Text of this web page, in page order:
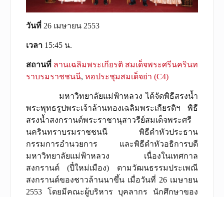
วันที่26 เมษายน 2553
เวลา15:45 น.
สถานที่ ลานเฉลิมพระเกียรติ สมเด็จพระศรีนครินท
ราบรมราชชนนี, หอประชุมสมเด็จย่า (C4)
มหาวิทยาลัยแม่ฟ้าหลวง ได้จัดพิธีสรงน้ำ
พระพุทธรูปพระเจ้าล้านทองเฉลิมพระเกียรติฯ พิธี
สรงน้ำสงกรานต์พระราชานุสาวรีย์สมเด็จพระศรี
นครินทราบรมราชชนนี พิธีดำหัวประธาน
กรรมการอำนวยการ และพิธีดำหัวอธิการบดี
มหาวิทยาลัยแม่ฟ้าหลวง เนื่องในเทศกาล
สงกรานต์ (ปี๋ใหม่เมือง) ตามวัฒนธรรมประเพณี
สงกรานต์ของชาวล้านนาขึ้น เมื่อวันที่ 26 เมษายน
2553 โดยมีคณะผู้บริหาร บุคลากร นักศึกษาของ